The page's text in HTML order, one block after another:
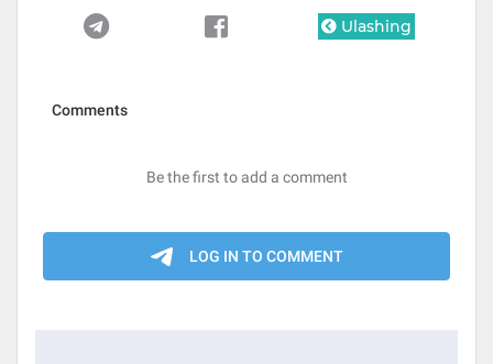
Ulashing